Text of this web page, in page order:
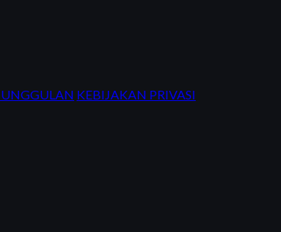
UNGGULAN KEBIJAKAN PRIVASI